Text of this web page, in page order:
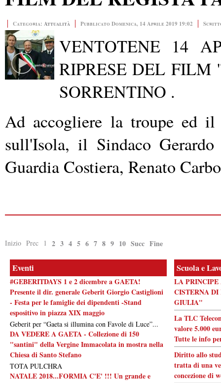
Categoria: Attualità Pubblicato Domenica, 14 Aprile 2019 19:02
VENTOTENE 14
RIPRESE DEL FILM
SORRENTINO .
Ad accogliere la troupe ed il
sull'Isola, il Sindaco
Guardia Costiera, Renato
Inizio Prec 1 2 3 4 5 6 7 8 9 10 Succ Fine
Eventi
#GEBERITDAYS 1 e 2 dicembre a GAETA!
Presente il dir. generale Geberit Giorgio Castiglioni
- Festa per le famiglie dei dipendenti -Stand
espositivo in piazza XIX maggio
Geberit per “Gaeta si illumina con Favole di Luce”...
DA VEDERE A GAETA - Collezione di 150
"santini" della Vergine Immacolata in mostra nella
Chiesa di Santo Stefano
TOTA PULCHRA
NATALE 2018...FORMIA C'E' !!! Un grande e
Scuola e
LA PRINCIPE
CISTERNA
GIULIA"
La TLC
valore 5.000
Tutte le info
Diritto allo
tratta di una
concezione di